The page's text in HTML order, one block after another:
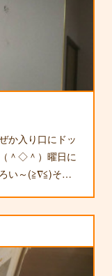
か入り口にドッ
＾◇＾）曜日に
い～(≧∇≦)そ…